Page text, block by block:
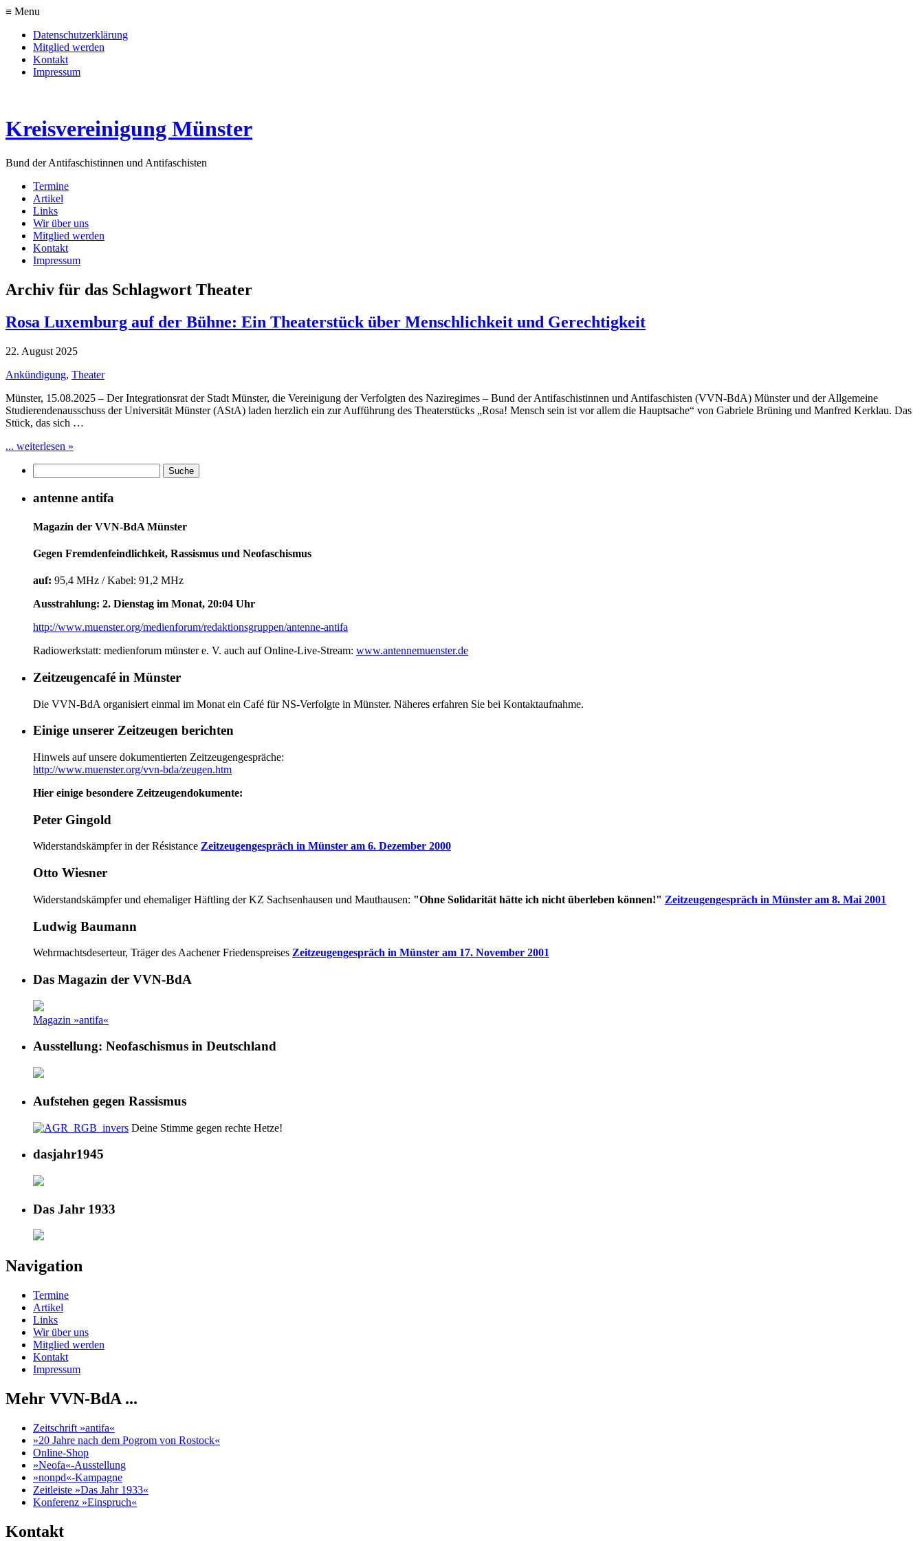
≡ Menu
Datenschutzerklärung
Mitglied werden
Kontakt
Impressum
Kreisvereinigung Münster
Bund der Antifaschistinnen und Antifaschisten
Termine
Artikel
Links
Wir über uns
Mitglied werden
Kontakt
Impressum
Archiv für das Schlagwort Theater
Rosa Luxemburg auf der Bühne: Ein Theaterstück über Menschlichkeit und Gerechtigkeit
22. August 2025
Ankündigung, Theater
Münster, 15.08.2025 – Der Integrationsrat der Stadt Münster, die Vereinigung der Verfolgten des Naziregimes – Bund der Antifaschistinnen und Antifaschisten (VVN-BdA) Münster und der Allgemeine
Studierendenausschuss der Universität Münster (AStA) laden herzlich ein zur Aufführung des Theaterstücks „Rosa! Mensch sein ist vor allem die Hauptsache“ von Gabriele Brüning und Manfred Kerklau. Das
Stück, das sich …
... weiterlesen »
antenne antifa
Magazin der VVN-BdA Münster
Gegen Fremdenfeindlichkeit, Rassismus und Neofaschismus
auf: 95,4 MHz / Kabel: 91,2 MHz
Ausstrahlung: 2. Dienstag im Monat, 20:04 Uhr
http://www.muenster.org/medienforum/redaktionsgruppen/antenne-antifa
Radiowerkstatt: medienforum münster e. V. auch auf Online-Live-Stream: www.antennemuenster.de
Zeitzeugencafé in Münster
Die VVN-BdA organisiert einmal im Monat ein Café für NS-Verfolgte in Münster. Näheres erfahren Sie bei Kontaktaufnahme.
Einige unserer Zeitzeugen berichten
Hinweis auf unsere dokumentierten Zeitzeugengespräche:
http://www.muenster.org/vvn-bda/zeugen.htm
Hier einige besondere Zeitzeugendokumente:
Peter Gingold
Widerstandskämpfer in der Résistance Zeitzeugengespräch in Münster am 6. Dezember 2000
Otto Wiesner
Widerstandskämpfer und ehemaliger Häftling der KZ Sachsenhausen und Mauthausen: "Ohne Solidarität hätte ich nicht überleben können!" Zeitzeugengespräch in Münster am 8. Mai 2001
Ludwig Baumann
Wehrmachtsdeserteur, Träger des Aachener Friedenspreises Zeitzeugengespräch in Münster am 17. November 2001
Das Magazin der VVN-BdA
Magazin »antifa«
Ausstellung: Neofaschismus in Deutschland
Aufstehen gegen Rassismus
Deine Stimme gegen rechte Hetze!
dasjahr1945
Das Jahr 1933
Navigation
Termine
Artikel
Links
Wir über uns
Mitglied werden
Kontakt
Impressum
Mehr VVN-BdA ...
Zeitschrift »antifa«
»20 Jahre nach dem Pogrom von Rostock«
Online-Shop
»Neofa«-Ausstellung
»nonpd«-Kampagne
Zeitleiste »Das Jahr 1933«
Konferenz »Einspruch«
Kontakt